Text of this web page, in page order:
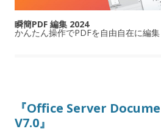
瞬簡PDF 編集 2024
かんたん操作でPDFを自由自在に編集
『Office Server
V7.0』